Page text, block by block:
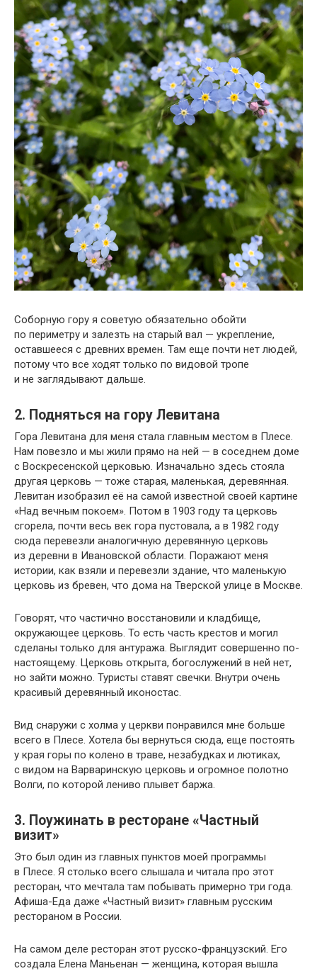
Соборную гору я советую обязательно обойти
по периметру и залезть на старый вал — укрепление,
оставшееся с древних времен. Там еще почти нет людей,
потому что все ходят только по видовой тропе
и не заглядывают дальше.
2. Подняться на гору Левитана
Гора Левитана для меня стала главным местом в Плесе.
Нам повезло и мы жили прямо на ней — в соседнем доме
с Воскресенской церковью. Изначально здесь стояла
другая церковь — тоже старая, маленькая, деревянная.
Левитан изобразил её на самой известной своей картине
«Над вечным покоем». Потом в 1903 году та церковь
сгорела, почти весь век гора пустовала, а в 1982 году
сюда перевезли аналогичную деревянную церковь
из деревни в Ивановской области. Поражают меня
истории, как взяли и перевезли здание, что маленькую
церковь из бревен, что дома на Тверской улице в Москве.
Говорят, что частично восстановили и кладбище,
окружающее церковь. То есть часть крестов и могил
сделаны только для антуража. Выглядит совершенно по-
настоящему. Церковь открыта, богослужений в ней нет,
но зайти можно. Туристы ставят свечки. Внутри очень
красивый деревянный иконостас.
Вид снаружи с холма у церкви понравился мне больше
всего в Плесе. Хотела бы вернуться сюда, еще постоять
у края горы по колено в траве, незабудках и лютиках,
с видом на Варваринскую церковь и огромное полотно
Волги, по которой лениво плывет баржа.
3. Поужинать в ресторане «Частный
визит»
Это был один из главных пунктов моей программы
в Плесе. Я столько всего слышала и читала про этот
ресторан, что мечтала там побывать примерно три года.
Афиша-Еда даже «Частный визит» главным русским
рестораном в России.
На самом деле ресторан этот русско-французский. Его
создала Елена Маньенан — женщина, которая вышла